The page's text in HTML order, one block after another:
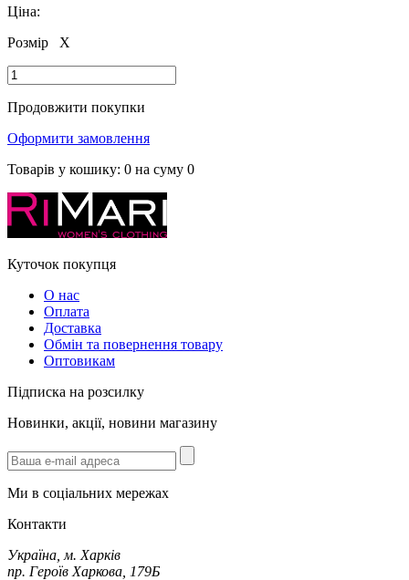
Ціна:
Розмір
X
Продовжити покупки
Оформити замовлення
Товарів у кошику: 0 на суму 0
Куточок покупця
О нас
Оплата
Доставка
Обмін та повернення товару
Оптовикам
Підписка на розсилку
Новинки, акції, новини магазину
Ми в соціальних мережах
Контакти
Україна, м. Харків
пр. Героїв Харкова, 179Б